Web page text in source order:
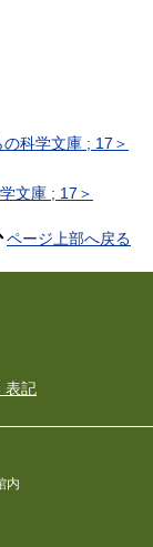
科学文庫 ; 17＞
文庫 ; 17＞
ページ上部へ戻る
表記
内